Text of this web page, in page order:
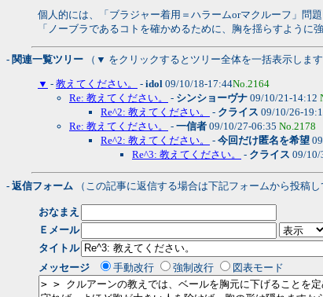
個人的には、「ブラジャー着用＝ハラームorマクルーフ」問題
「ノーブラであるコトを確かめるために、胸を揺らすよう
- 関連一覧ツリー （▼ をクリックするとツリー全体を一括表示します
▼ - 教えてください。 - idol 09/10/18-17:44No.2164
Re: 教えてください。
- シンショーヴナ 09/10/21-14:12
Re^2: 教えてください。
- クライス 09/10/26-
Re: 教えてください。
- 一信者 09/10/27-06:35 No.2178
Re^2: 教えてください。
- 今回だけ匿名を希望
Re^3: 教えてください。
- クライス 09/10/
- 返信フォーム （この記事に返信する場合は下記フォームから投稿し
おなまえ
Ｅメール
タイトル
メッセージ
手動改行 強制改行 図表モード